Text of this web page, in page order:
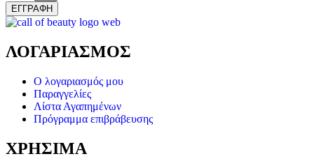
ΕΓΓΡΑΦΗ
ΛΟΓΑΡΙΑΣΜΟΣ
Ο λογαριασμός μου
Παραγγελίες
Λίστα Αγαπημένων
Πρόγραμμα επιβράβευσης
ΧΡΗΣΙΜΑ